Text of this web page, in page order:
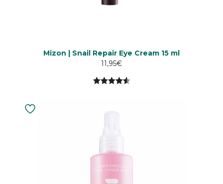
Mizon | Snail Repair Eye Cream 15 ml
11,95€